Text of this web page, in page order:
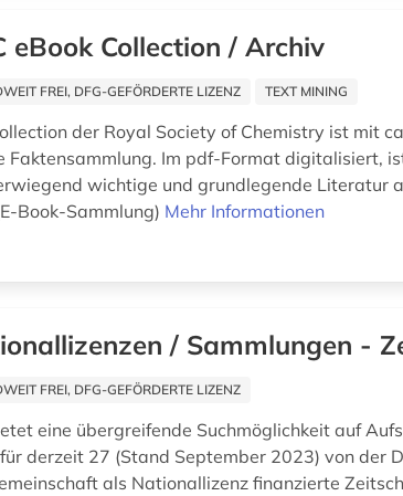
eBook Collection / Archiv
FREI, DFG-GEFÖRDERTE LIZENZ TEXT MINING
der Royal Society of Chemistry ist mit
Faktensammlung. Im pdf-Format digitalisiert,
wichtige und grundlegende Literatur
Book-Sammlung) Mehr Informationen
/ Sammlungen -
FREI, DFG-GEFÖRDERTE LIZENZ
eine übergreifende Suchmöglichkeit auf
derzeit 27 (Stand September 2023) von der
als Nationallizenz finanzierte